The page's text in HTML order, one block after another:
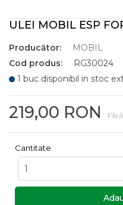
ULEI MOBIL ESP
Producător:
MOBIL
Cod produs:
RG30024
1 buc disponibil in stoc
219,00 RON
Cantitate